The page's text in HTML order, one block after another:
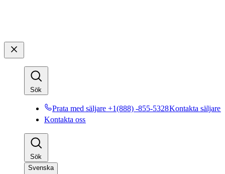
Sök​​
Prata med säljare +1(888) -855-5328​​Kontakta säljare​​
Kontakta oss​​
Sök​​
Svenska